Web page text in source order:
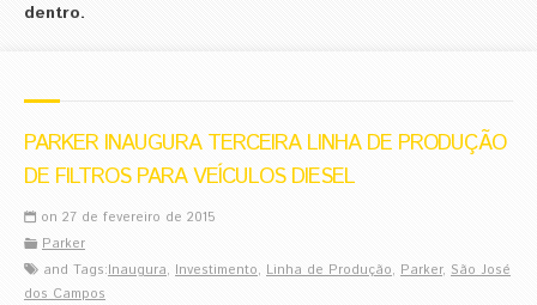
dentro.
PARKER INAUGURA TERCEIRA LINHA DE PRODUÇÃO
DE FILTROS PARA VEÍCULOS DIESEL
on 27 de fevereiro de 2015
Parker
and Tags:Inaugura, Investimento, Linha de Produção, Parker, São José
dos Campos